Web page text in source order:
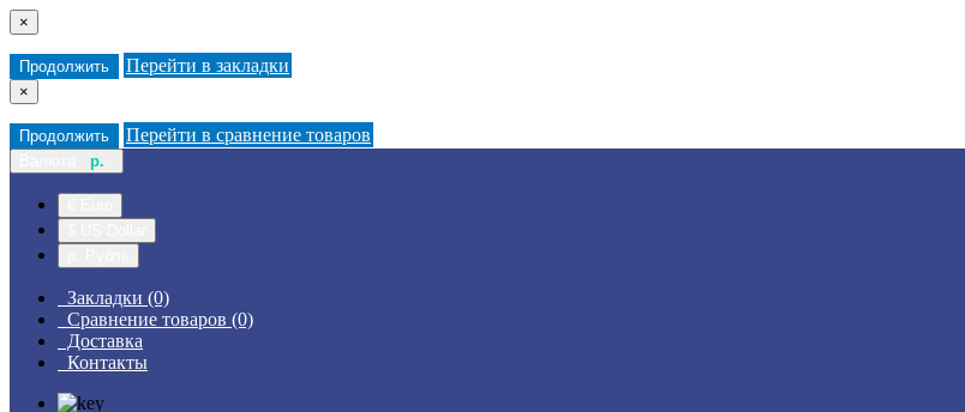
×
Продолжить Перейти в закладки
×
Продолжить Перейти в сравнение товаров
р.
Закладки (0)
Сравнение товаров (0)
Доставка
Контакты